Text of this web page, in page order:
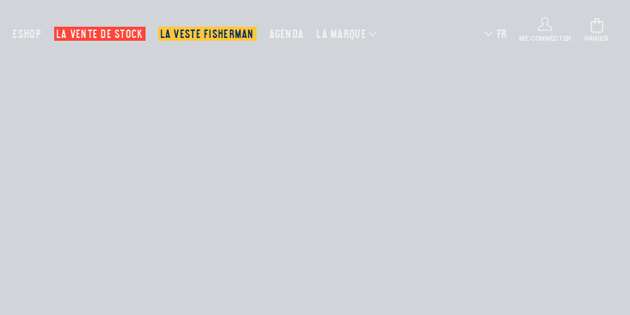
ESHOP LA VENTE DE STOCK LA VESTE FISHERMAN AGENDA LA MARQUE FR ME CONNECTER PANIER